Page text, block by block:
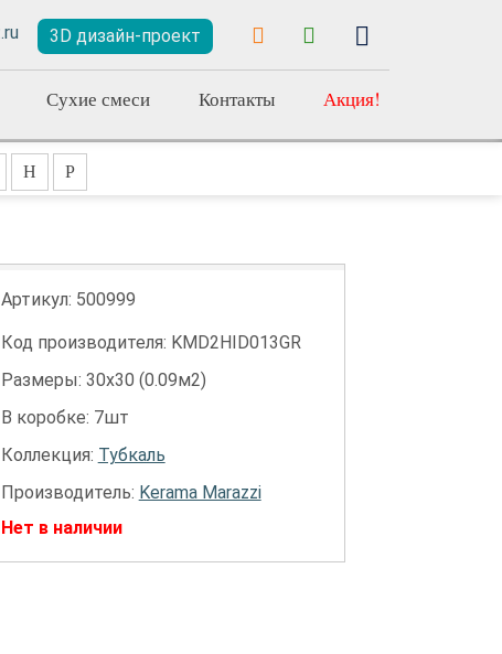
3D дизайн-проект
Сухие смеси Контакты Акция!
Н Р
Артикул: 500999
Код производителя: KMD2HID013GR
Размеры: 30х30 (0.09м2)
В коробке: 7шт
Коллекция: Тубкаль
Производитель: Kerama Marazzi
Нет в наличии